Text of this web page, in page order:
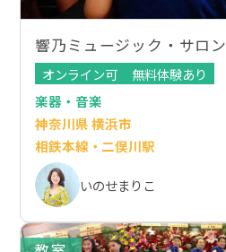
響乃ミュージック・サロン
オンライン可
無料体験あり
楽器・音楽
神奈川県 横浜市
相鉄本線・二俣川駅
いのせまりこ